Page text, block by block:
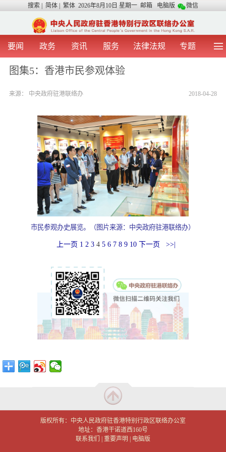
搜索 简体 繁体 2026年8月10日 星期一 邮箱 电脑版 微信
要闻 政务 资讯 服务 法律法规 专题
首 页 图 片
涉台事务 香港在线 媒体言论
图集5：香港市民参观体验
2018-04-28
来源： 中央政府驻港联络办
市民参观办史展览。（图片来源：中央政府驻港联络办）
上一页 1 2 3 4 5 6 7 8 9 10 下一页 >>|
版权所有：中央人民政府驻香港特别行政区联络办公室
地址：香港干诺道西160号
联系我们
| 重要声明 | 电脑版